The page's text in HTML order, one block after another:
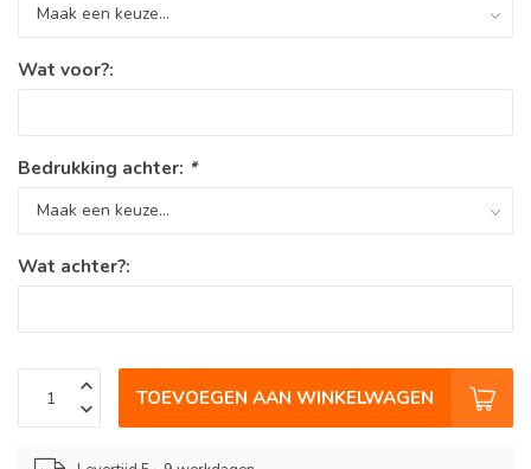
Wat voor?:
Bedrukking achter: *
Wat achter?:
TOEVOEGEN AAN WINKELWAGEN